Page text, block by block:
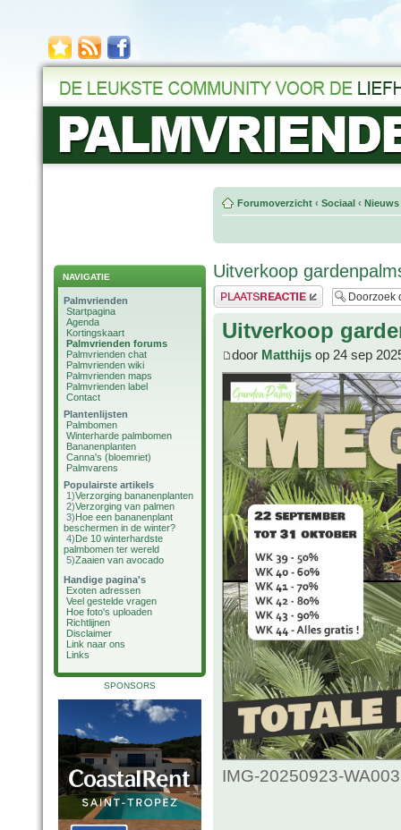
NAVIGATIE
Palmvrienden
Startpagina
Agenda
Kortingskaart
Palmvrienden forums
Palmvrienden chat
Palmvrienden wiki
Palmvrienden maps
Palmvrienden label
Contact
Plantenlijsten
Palmbomen
Winterharde palmbomen
Bananenplanten
Canna's (bloemriet)
Palmvarens
Populairste artikels
1)Verzorging bananenplanten
2)Verzorging van palmen
3)Hoe een bananenplant
beschermen in de winter?
4)De 10 winterhardste
palmbomen ter wereld
5)Zaaien van avocado
Handige pagina's
Exoten adressen
Veel gestelde vragen
Hoe foto's uploaden
Richtlijnen
Disclaimer
Link naar ons
Links
SPONSORS
Forumoverzicht ‹ Sociaal ‹
Uitverkoop
Plaats een reactie
Uitverkoop
door Matthijs op 24 sep
IMG-20250923-